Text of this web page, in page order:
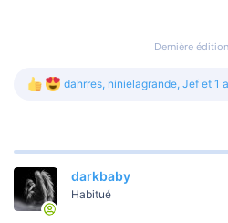
Dernière
L
é
c
t
i
dahrres, ninielagrande, Jef et 1
darkbaby
Habitué